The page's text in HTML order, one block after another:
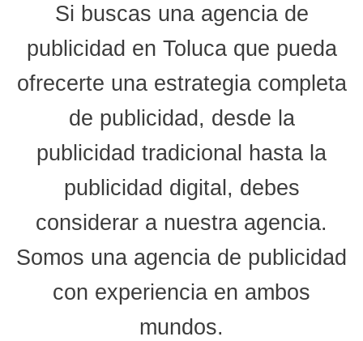
Si buscas una agencia de
publicidad en Tolucaque pueda
ofrecerte una estrategia completa
de publicidad, desde la
publicidad tradicional hasta la
publicidad digital, debes
considerar a nuestra agencia.
Somos una agencia de publicidad
con experiencia en ambos
mundos.